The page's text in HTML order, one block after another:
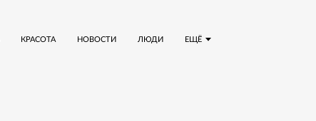
ЕЩЁ
КРАСОТА НОВОСТИ ЛЮДИ